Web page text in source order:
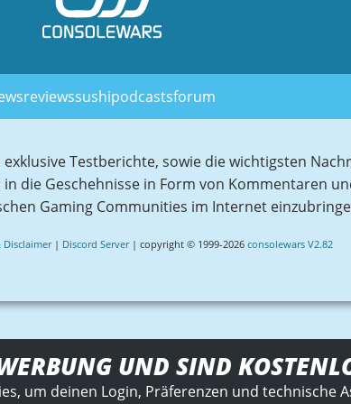
reviewssushipodcastsforum
Testberichte, sowie die wichtigsten
die Geschehnisse in Form von Kommentaren
Gaming Communities im Internet
Disclaimer| Discord Server| copyright © 1999-2026 consolewars V2.82
UND SIND
um deinen Login, Präferenzen und technische